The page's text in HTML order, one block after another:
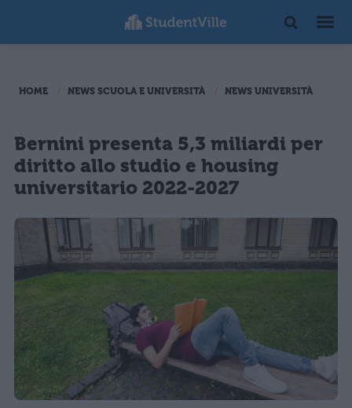
HOME NEWS SCUOLA E UNIVERSITÀ NEWS UNIVERSITÀ
Bernini presenta 5,3 miliardi per
diritto allo studio e housing
universitario 2022-2027